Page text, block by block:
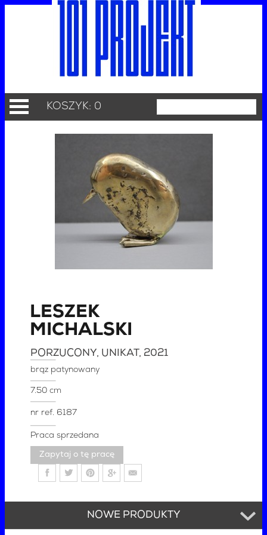
KOSZYK: 0
LESZEK
MICHALSKI
PORZUCONY, UNIKAT, 2021
brąz patynowany
7.50 cm
nr ref. 6187
Praca sprzedana
Zapytaj o tę pracę
NOWE PRODUKTY